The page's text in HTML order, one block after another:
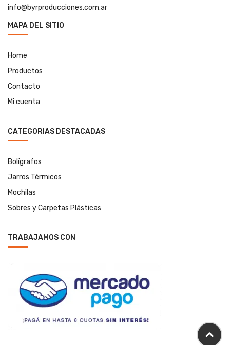
info@byrproducciones.com.ar
MAPA DEL SITIO
Home
Productos
Contacto
Mi cuenta
CATEGORIAS DESTACADAS
Bolígrafos
Jarros Térmicos
Mochilas
Sobres y Carpetas Plásticas
TRABAJAMOS CON